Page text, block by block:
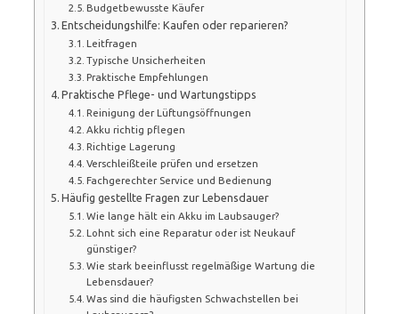
Budgetbewusste Käufer
Entscheidungshilfe: Kaufen oder reparieren?
Leitfragen
Typische Unsicherheiten
Praktische Empfehlungen
Praktische Pflege- und Wartungstipps
Reinigung der Lüftungsöffnungen
Akku richtig pflegen
Richtige Lagerung
Verschleißteile prüfen und ersetzen
Fachgerechter Service und Bedienung
Häufig gestellte Fragen zur Lebensdauer
Wie lange hält ein Akku im Laubsauger?
Lohnt sich eine Reparatur oder ist Neukauf
günstiger?
Wie stark beeinflusst regelmäßige Wartung die
Lebensdauer?
Was sind die häufigsten Schwachstellen bei